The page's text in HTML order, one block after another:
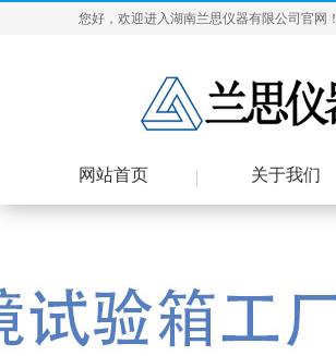
您好，欢迎进入湖南兰思仪器有限公司官网！
网站首页 关于我们